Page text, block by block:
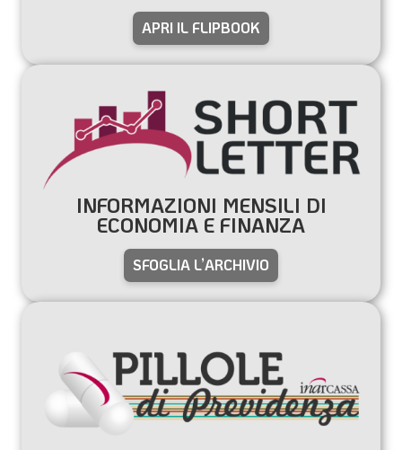
APRI IL FLIPBOOK
INFORMAZIONI MENSILI DI
ECONOMIA E FINANZA
SFOGLIA L’ARCHIVIO